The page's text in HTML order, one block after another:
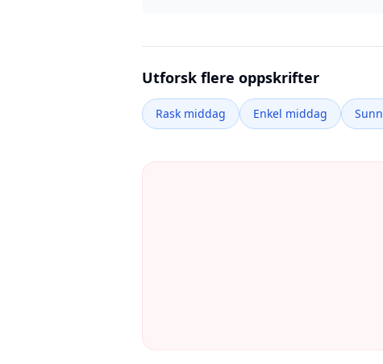
Utforsk flere oppskrifter
Rask middag Enkel middag